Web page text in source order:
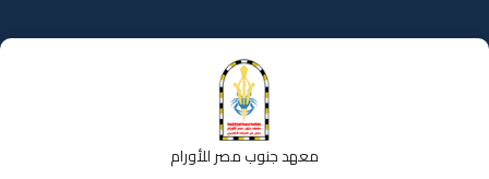
إلى
المحتوى
معهد جنوب مصر للأورام